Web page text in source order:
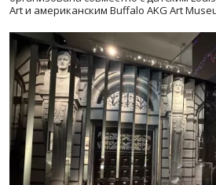
Art и американским Buffalo AKG Art